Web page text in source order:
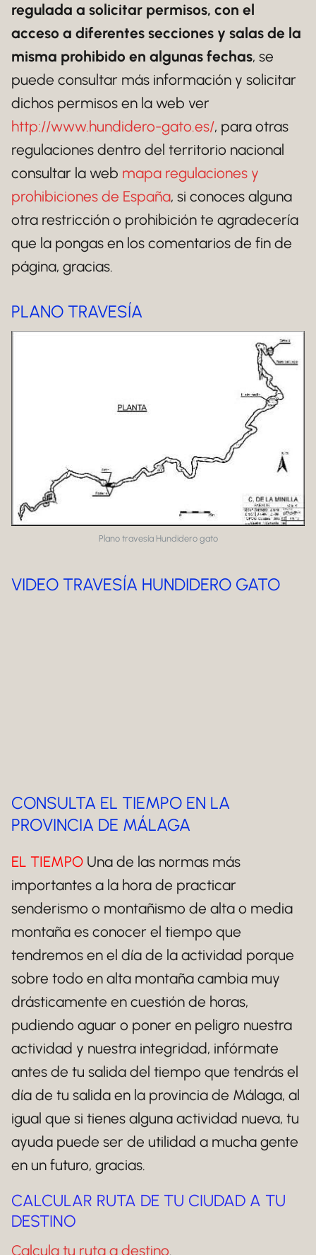
regulada a solicitar permisos, con el
acceso a diferentes secciones y salas de la
misma prohibido en algunas fechas, se
puede consultar más información y solicitar
dichos permisos en la web ver
http://www.hundidero-gato.es/, para otras
regulaciones dentro del territorio nacional
consultar la web mapa regulaciones y
prohibiciones de España, si conoces alguna
otra restricción o prohibición te agradecería
que la pongas en los comentarios de fin de
página, gracias.
PLANO TRAVESÍA
Plano travesía Hundidero gato
VIDEO TRAVESÍA HUNDIDERO GATO
CONSULTA EL TIEMPO EN LA
PROVINCIA DE MÁLAGA
EL TIEMPO Una de las normas más
importantes a la hora de practicar
senderismo o montañismo de alta o media
montaña es conocer el tiempo que
tendremos en el día de la actividad porque
sobre todo en alta montaña cambia muy
drásticamente en cuestión de horas,
pudiendo aguar o poner en peligro nuestra
actividad y nuestra integridad, infórmate
antes de tu salida del tiempo que tendrás el
día de tu salida en la provincia de Málaga, al
igual que si tienes alguna actividad nueva, tu
ayuda puede ser de utilidad a mucha gente
en un futuro, gracias.
CALCULAR RUTA DE TU CIUDAD A TU
DESTINO
Calcula tu ruta a destino.